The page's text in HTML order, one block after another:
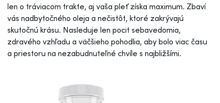
len o tráviacom trakte, aj vaša pleť získa maximum. Zbaví
vás nadbytočného oleja a nečistôt, ktoré zakrývajú
skutočnú krásu. Nasleduje len pocit sebavedomia,
zdravého vzhľadu a väčšieho pohodlia, aby bolo viac času
a priestoru na nezabudnuteľné chvíle s najbližšími.